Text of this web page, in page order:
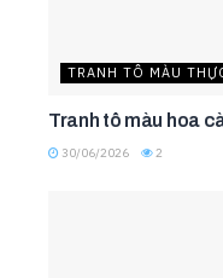
TRANH TÔ MÀU
Tranh tô màu hoa
30/06/2026 2